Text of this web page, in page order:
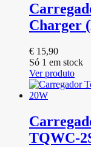
Charger
€ 15,90
Só 1 em stock
Ver produto
TQWC-